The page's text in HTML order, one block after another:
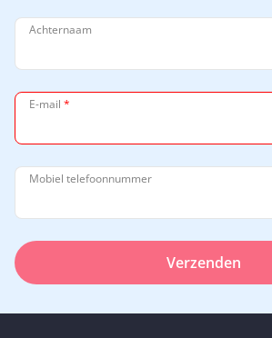
Achternaam
E-mail *
Mobiel telefoonnummer
Verzenden